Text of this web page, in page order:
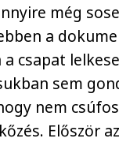
még
a
a csapat
sem
nem
Először